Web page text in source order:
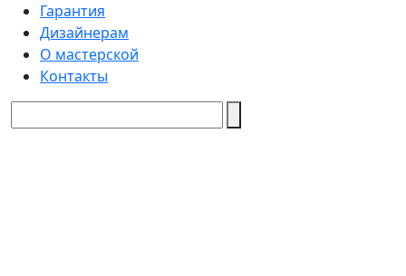
Гарантия
Дизайнерам
О мастерской
Контакты